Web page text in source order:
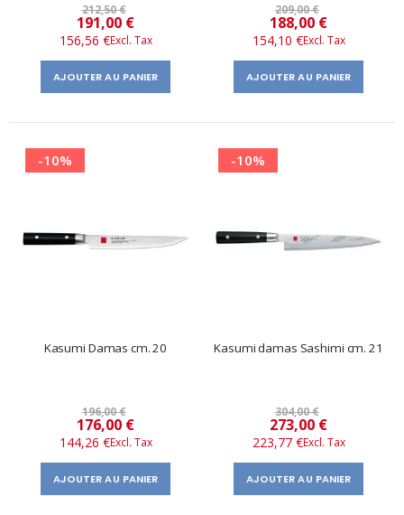
212,50 €
Prix
spécial
191,00 €
156,56 €
AJOUTER AU PANIER
209,00 €
Prix
spécial
188,00 €
154,10 €
AJOUTER AU PANIER
-10%
Kasumi Damas cm. 20
196,00 €
Prix
spécial
176,00 €
144,26 €
AJOUTER AU PANIER
-10%
Kasumi damas Sashimi cm. 21
304,00 €
Prix
spécial
273,00 €
223,77 €
AJOUTER AU PANIER